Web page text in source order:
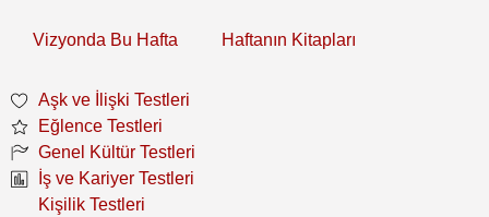
Vizyonda Bu Hafta Haftanın Kitapları
Aşk ve İlişki Testleri
Eğlence Testleri
Genel Kültür Testleri
İş ve Kariyer Testleri
Kişilik Testleri